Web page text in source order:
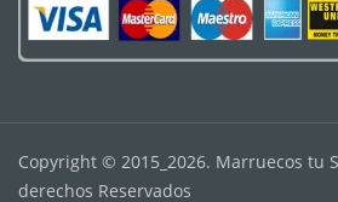
Copyright © 2015_2026. Marruecos tu
derechos Reservados